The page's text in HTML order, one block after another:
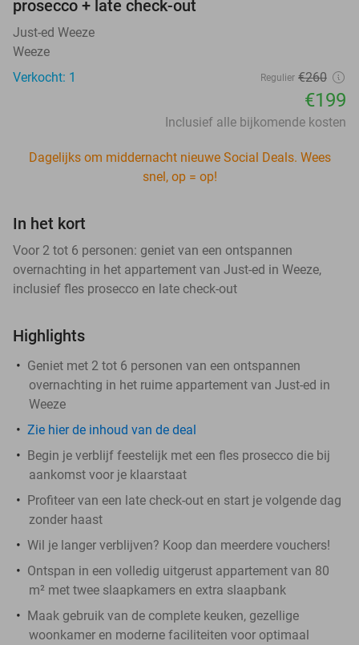
prosecco + late check-out
Just-ed Weeze
Weeze
Verkocht: 1
Regulier €260
€199
Inclusief alle bijkomende kosten
Dagelijks om middernacht nieuwe Social Deals. Wees
snel, op = op!
In het kort
Voor 2 tot 6 personen: geniet van een ontspannen
overnachting in het appartement van Just-ed in Weeze,
inclusief fles prosecco en late check-out
Highlights
Geniet met 2 tot 6 personen van een ontspannen
overnachting in het ruime appartement van Just-ed in
Weeze
Zie hier de inhoud van de deal
Begin je verblijf feestelijk met een fles prosecco die bij
aankomst voor je klaarstaat
Profiteer van een late check-out en start je volgende dag
zonder haast
Wil je langer verblijven? Koop dan meerdere vouchers!
Ontspan in een volledig uitgerust appartement van 80
m² met twee slaapkamers en extra slaapbank
Maak gebruik van de complete keuken, gezellige
woonkamer en moderne faciliteiten voor optimaal